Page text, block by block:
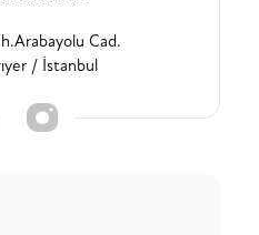
Cad.
/ İstanbul